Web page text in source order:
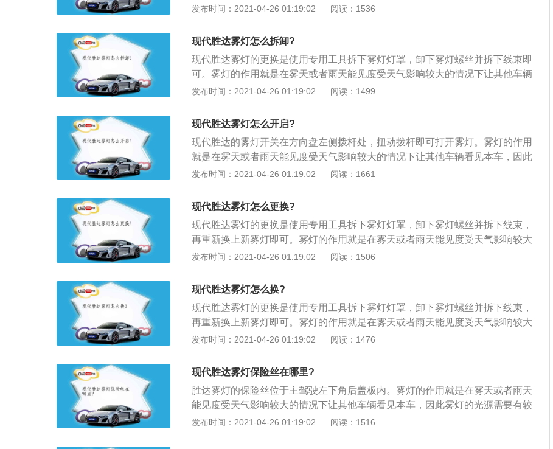
显显不间断灯光的白灯。从船正后方到每一舷的67.5°内显示135°的水平光弧。尾
确保后面的无电操作。同时，为了能够留便换尾灯的空间，要整理一下行李厢；
2、拆下车灯背部的防尘板：拆下车灯背部的防尘板，方便进行尾灯的更换；3、
进行更换：更换尾灯之前要确定需要更换的车灯，按住车灯后部的旋转手柄，将
其拧下。接着更换上新的车灯，注意车灯的型号和颜色；4、装复车灯及防尘
板：安装完尾灯之后，就装上防尘板。
发布时间：2021-04-26 01:19:02 阅读：1536
现代胜达雾灯怎么拆卸?
现代胜达雾灯的更换是使用专用工具拆下雾灯灯罩，卸下雾灯螺丝并拆下线束即
可。雾灯的作用就是在雾天或者雨天能见度受天气影响较大的情况下让其他车辆
看见本车，因此雾灯的光源需要有较强的穿透性。一般的车辆用的都是卤素雾
合前照灯在汽车的前部，它主要起照明和信号作用。前照灯发出的光可以照亮车
体前方的道路情况，使驾驶者可以在黑夜里安全的行车；2、组合尾灯，组合尾
灯在汽车的后部，它主要起照明和信号作用；3、转向灯，用来向其它道路使用
者表示左转或者右转向的灯具。法规要求为琥珀色；4、牌照灯，牌照灯它主要
是照明车牌，使人们在黑夜中辨别车辆牌照。
发布时间：2021-04-26 01:19:02 阅读：1499
现代胜达雾灯怎么开启?
现代胜达的雾灯开关在方向盘左侧拨杆处，扭动拨杆即可打开雾灯。雾灯的作用
就是在雾天或者雨天能见度受天气影响较大的情况下让其他车辆看见本车，因此
雾灯的光源需要有较强的穿透性。一般的车辆用的都是卤素雾灯，比卤素雾灯更
从雾灯格栅的反面撬起，将卡在里面的卡子撬开，这样正面的缝隙大，再用一字
改锥从正面的缝隙一点一点地将卡在前保险杠上的卡子撬开，所有的卡子都撬开
后，就可以取下雾灯格栅，注意撬的时候一定要慢些，轻些，避免将塑料的卡子
撬断；2、可以看到固定在前保险杠上的雾灯，通过观察会发现，固定雾灯的是
两条螺丝，取出t-25花键，用t-25花键将这两条螺丝拆解下来，拆解下来的螺丝要
卡孔里，用手把住拆解螺丝的这边，然后轻轻地往上拉，这样左前雾灯就可以取
下来。
发布时间：2021-04-26 01:19:02 阅读：1661
现代胜达雾灯怎么更换?
现代胜达雾灯的更换是使用专用工具拆下雾灯灯罩，卸下雾灯螺丝并拆下线束，
再重新换上新雾灯即可。雾灯的作用就是在雾天或者雨天能见度受天气影响较大
的情况下让其他车辆看见本车，因此雾灯的光源需要有较强的穿透性。一般的车
类：1、前照灯，组合前照灯在汽车的前部，它主要起照明和信号作用。前照灯
发出的光可以照亮车体前方的道路情况，使驾驶者可以在黑夜里安全的行车；
2、组合尾灯，组合尾灯在汽车的后部，它主要起照明和信号作用；3、转向灯，
用来向其它道路使用者表示左转或者右转向的灯具。法规要求为琥珀色；4、牌
照灯，牌照灯它主要是照明车牌，使人们在黑夜中辨别车辆牌照。
发布时间：2021-04-26 01:19:02 阅读：1506
现代胜达雾灯怎么换?
现代胜达雾灯的更换是使用专用工具拆下雾灯灯罩，卸下雾灯螺丝并拆下线束，
再重新换上新雾灯即可。雾灯的作用就是在雾天或者雨天能见度受天气影响较大
的情况下让其他车辆看见本车，因此雾灯的光源需要有较强的穿透性。一般的车
类：1、前照灯，组合前照灯在汽车的前部，它主要起照明和信号作用。前照灯
发出的光可以照亮车体前方的道路情况，使驾驶者可以在黑夜里安全的行车；
2、组合尾灯，组合尾灯在汽车的后部，它主要起照明和信号作用；3、转向灯，
用来向其它道路使用者表示左转或者右转向的灯具。法规要求为琥珀色；4、牌
照灯，牌照灯它主要是照明车牌，使人们在黑夜中辨别车辆牌照。
发布时间：2021-04-26 01:19:02 阅读：1476
现代胜达雾灯保险丝在哪里?
胜达雾灯的保险丝位于主驾驶左下角后盖板内。雾灯的作用就是在雾天或者雨天
能见度受天气影响较大的情况下让其他车辆看见本车，因此雾灯的光源需要有较
强的穿透性。一般的车辆用的都是卤素雾灯，比卤素雾灯更高级的是LED雾灯。
发布时间：2021-04-26 01:19:02 阅读：1516